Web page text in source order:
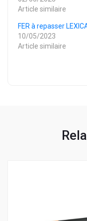
Article similaire
FER à repasser
10/05/2023
Article similaire